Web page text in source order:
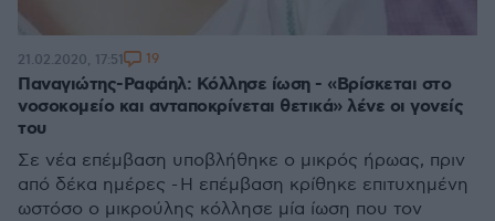
Παναγιώτης-Ραφάηλ: Κόλλησε ίωση - «Βρίσκεται στο
νοσοκομείο και ανταποκρίνεται θετικά» λένε οι γονείς
του
Σε νέα επέμβαση υποβλήθηκε ο μικρός ήρωας, πριν
από δέκα ημέρες - Η επέμβαση κρίθηκε επιτυχημένη
ωστόσο ο μικρούλης κόλλησε μία ίωση που τον
21.02.2020, 17:51 19